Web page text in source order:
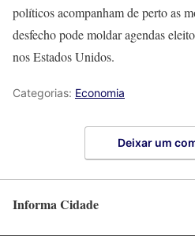
políticos acompanham de perto as
desfecho pode moldar agendas
nos Estados Unidos.
Categorias: Economia
Deixar um
Informa Cidade